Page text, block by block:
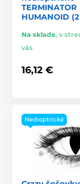
TERMINATOR
HUMANOID
Na sklade, v
vás
16,12 €
Nedioptrické